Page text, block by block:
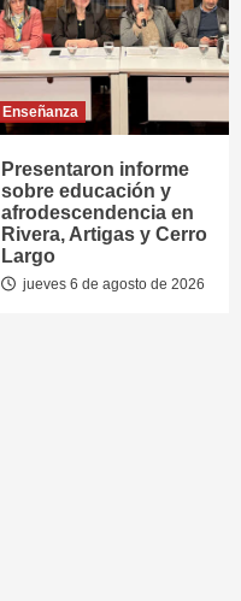
Enseñanza
Presentaron informe
sobre educación y
afrodescendencia en
Rivera, Artigas y Cerro
Largo
jueves 6 de agosto de 2026